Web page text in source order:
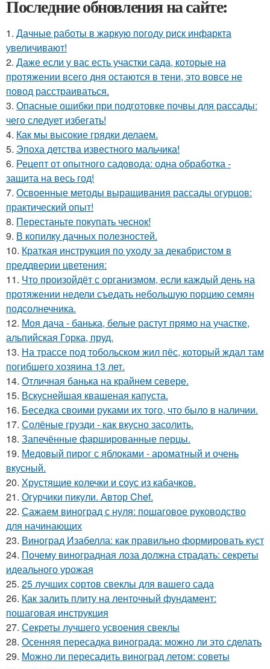
Последние обновления на сайте:
1. Дачные работы в жаркую погоду риск инфаркта
увеличивают!
2. Даже если у вас есть участки сада, которые на
протяжении всего дня остаются в тени, это вовсе не
повод расстраиваться.
3. Опасные ошибки при подготовке почвы для рассады:
чего следует избегать!
4. Как мы высокие грядки делаем.
5. Эпоха детства известного мальчика!
6. Рецепт от опытного садовода: одна обработка -
защита на весь год!
7. Освоенные методы выращивания рассады огурцов:
практический опыт!
8. Перестаньте покупать чеснок!
9. В копилку дачных полезностей.
10. Краткая инструкция по уходу за декабристом в
преддверии цветения:
11. Что произойдёт с организмом, если каждый день на
протяжении недели съедать небольшую порцию семян
подсолнечника.
12. Моя дача - банька, белые растут прямо на участке,
альпийская Горка, пруд.
13. На трассе под тобольском жил пёс, который ждал там
погибшего хозяина 13 лет.
14. Отличная банька на крайнем севере.
15. Вскуснейшая квашеная капуста.
16. Беседка своими руками их того, что было в наличии.
17. Солёные грузди - как вкусно засолить.
18. Запечённые фаршированные перцы.
19. Медовый пирог с яблоками - ароматный и очень
вкусный.
20. Хрустящие колечки и соус из кабачков.
21. Огурчики пикули. Автор Chef.
22. Сажаем виноград с нуля: пошаговое руководство
для начинающих
23. Виноград Изабелла: как правильно формировать куст
24. Почему виноградная лоза должна страдать: секреты
идеального урожая
25. 25 лучших сортов свеклы для вашего сада
26. Как залить плиту на ленточный фундамент:
пошаговая инструкция
27. Секреты лучшего усвоения свеклы
28. Осенняя пересадка винограда: можно ли это сделать
29. Можно ли пересадить виноград летом: советы